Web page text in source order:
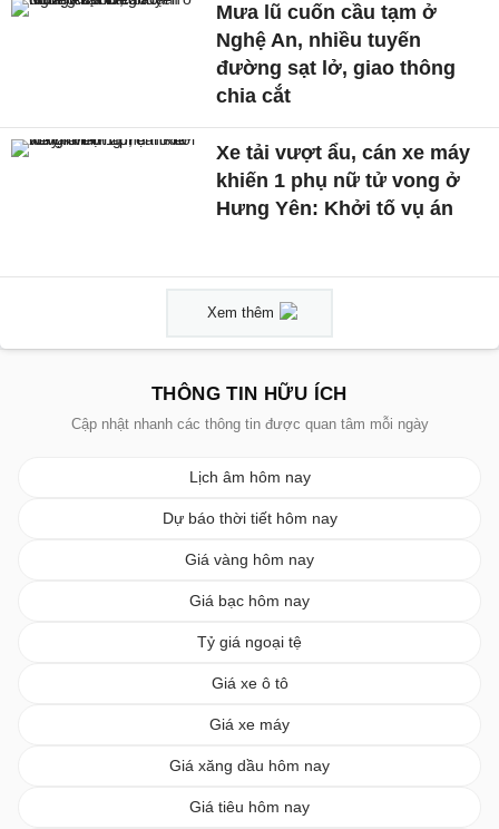
Mưa lũ cuốn cầu tạm ở
Nghệ An, nhiều tuyến
đường sạt lở, giao thông
chia cắt
Xe tải vượt ẩu, cán xe máy
khiến 1 phụ nữ tử vong ở
Hưng Yên: Khởi tố vụ án
Xem thêm
THÔNG TIN HỮU ÍCH
Cập nhật nhanh các thông tin được quan tâm mỗi ngày
Lịch âm hôm nay
Dự báo thời tiết hôm nay
Giá vàng hôm nay
Giá bạc hôm nay
Tỷ giá ngoại tệ
Giá xe ô tô
Giá xe máy
Giá xăng dầu hôm nay
Giá tiêu hôm nay